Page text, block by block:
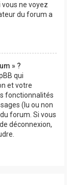
ne voyez
du forum a
» ?
qui
et votre
fonctionnalités
(lu ou non
forum. Si vous
déconnexion,